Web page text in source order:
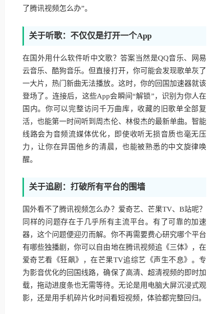
了腾讯视频怎么办”。
关于听歌：不仅仅是打开一个App
在国外用什么软件听中文歌？答案当然是QQ音乐、网易
云音乐、酷狗音乐。但直接打开，你可能会发现歌单灰了
一大片，热门新曲无法播放。这时，你的回国加速器就该
登场了。连接后，这些App会瞬间“解锁”，识别为你人在
国内。你可以完整访问千万曲库，收藏的旧歌单全部复
活，也能第一时间听到周杰伦、林俊杰的最新单曲。智能
线路会为音频流媒体优化，即使收听无损音质也毫无压
力，让你在异国他乡的清晨，也能被熟悉的中文旋律唤
醒。
关于追剧：打破所有平台的围墙
国外看不了腾讯视频怎么办？爱奇艺、芒果TV、B站呢？
同样的问题存在于几乎所有主流平台。有了可靠的加速
器，这个问题便迎刃而解。你不再需要费心研究哪个平台
有哪些独播剧，你可以自由地在腾讯视频追《三体》，在
爱奇艺看《狂飙》，在芒果TV追综艺《声生不息》。专
为影音优化的回国线路，确保了高清、超清视频的即时加
载，拖动进度条也无需等待。无论是用电脑大屏沉浸式观
影，还是用手机碎片化时间看短视频，体验都完整回归。